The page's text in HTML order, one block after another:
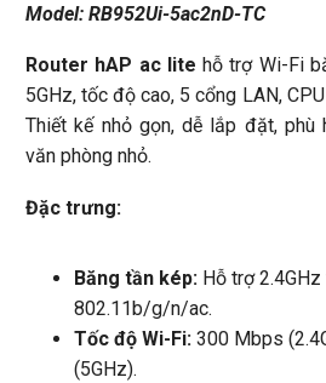
Model: RB952Ui-5ac2nD-TC
Router hAP ac lite hỗ trợ Wi-Fi
5GHz, tốc độ cao, 5 cổng LAN,
Thiết kế nhỏ gọn, dễ lắp đặt, phù
văn phòng nhỏ.
Đặc trưng:
Băng tần kép: Hỗ trợ
802.11b/g/n/ac.
Tốc độ Wi-Fi: 300 Mbps
(5GHz).